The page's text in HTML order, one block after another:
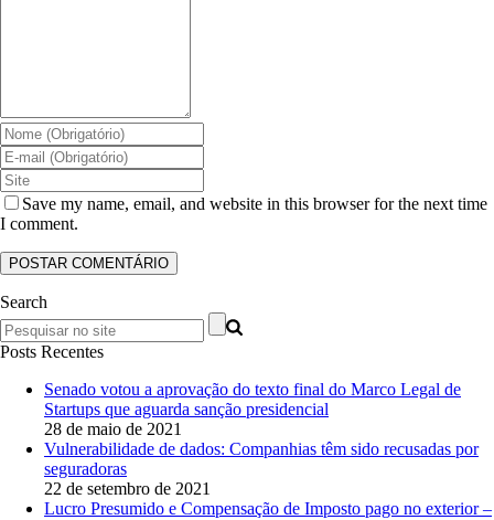
Save my name, email, and website in this browser for the next time
I comment.
Search
Posts Recentes
Senado votou a aprovação do texto final do Marco Legal de
Startups que aguarda sanção presidencial
28 de maio de 2021
Vulnerabilidade de dados: Companhias têm sido recusadas por
seguradoras
22 de setembro de 2021
Lucro Presumido e Compensação de Imposto pago no exterior –